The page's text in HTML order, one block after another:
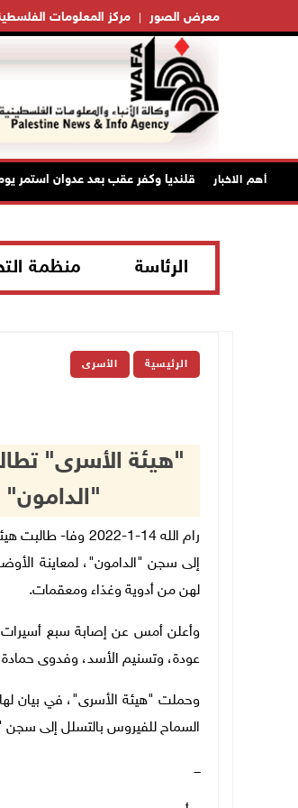
مركز المعلومات معرض الصور
أهم الاخبار
من مخيم قلنديا وكفر عقب بعد عدوان استمر يومين
الرئاسة منظمة
الرئيسية الأسرى
"هيئة الأسرى"
"الدامون"
رام الله 14-1-
إلى سجن "الدامون"، لمعاينة
لهن من أدوية وغذاء ومعقمات.
وأعلن أمس عن إصابة سبع
عودة، وتسنيم الأسد، وفدوى
وحملت "هيئة الأسرى"، في بيان
السماح للفيروس بالتسلل إلى سجن
ـــ